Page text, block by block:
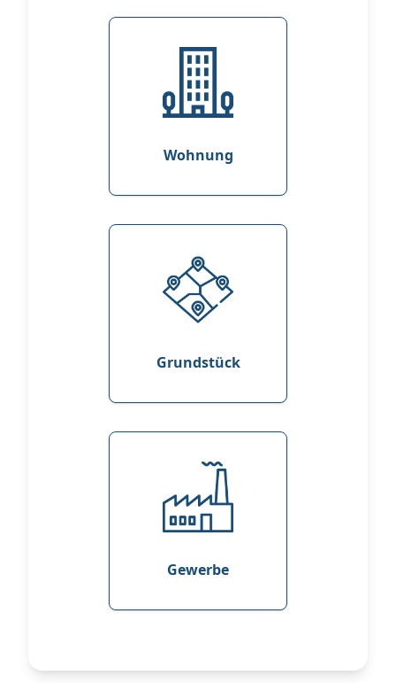
Wohnung
Grundstück
Gewerbe